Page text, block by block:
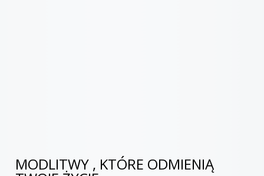
MODLITWY , KTÓRE ODMIENIĄ